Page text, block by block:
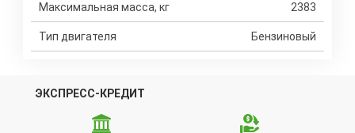
Максимальная масса, кг 2383
Тип двигателя Бензиновый
ЭКСПРЕСС-КРЕДИТ